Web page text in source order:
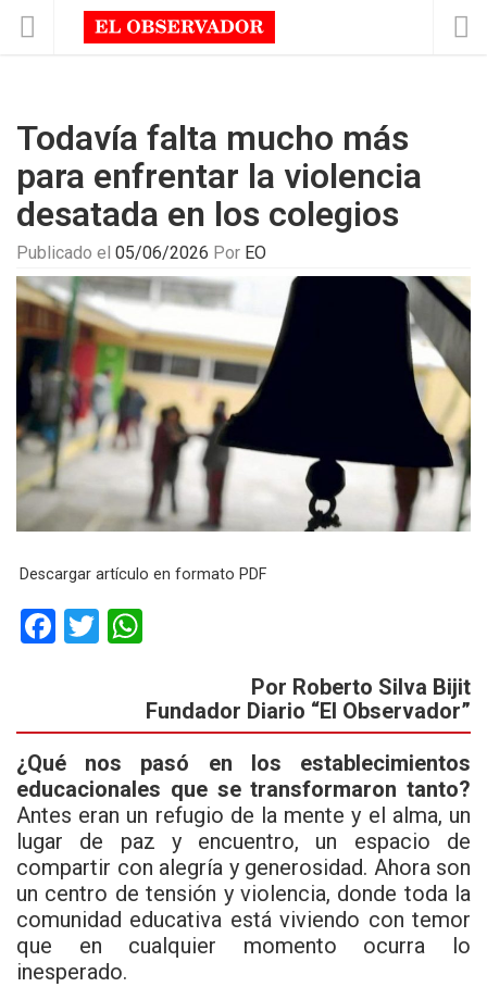
Todavía falta mucho más
para enfrentar la violencia
desatada en los colegios
Publicado el 05/06/2026 Por EO
Descargar artículo en formato PDF
F
b
o
o
k
T
er
at
s
A
p
p
Por Roberto Silva Bijit
Fundador Diario “El Observador”
¿Qué nos pasó en los establecimientos
educacionales que se transformaron tanto?
Antes eran un refugio de la mente y el alma, un
lugar de paz y encuentro, un espacio de
compartir con alegría y generosidad. Ahora son
un centro de tensión y violencia, donde toda la
comunidad educativa está viviendo con temor
que en cualquier momento ocurra lo
inesperado.